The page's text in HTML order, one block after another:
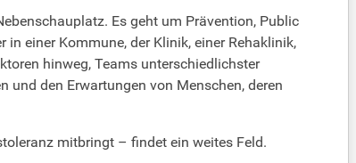
Es geht um Prävention, Public
einer Kommune, der Klinik, einer Rehaklinik,
hinweg, Teams unterschiedlichster
den Erwartungen von Menschen, deren
mitbringt – findet ein weites Feld.